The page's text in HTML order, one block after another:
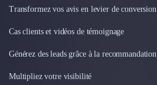
Gestion de trésorerie
Financement de matériel ou équipement
Due Diligence
Solutions de Paiement
Transformez vos avis en levier de conversion
Cas clients et vidéos de témoignage
Générez des leads grâce à la recommandation
Multipliez votre visibilité